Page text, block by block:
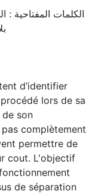
الكلمات المفتاحية :
d’identifier
lors de sa
son
complètement
permettre de
cout. L'objectif
de séparation